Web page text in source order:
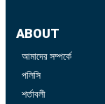
ABOUT
আমাদের সম্পর্কে
পলিসি
শর্তাবলী